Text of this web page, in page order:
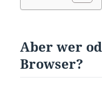
Aber wer
Browser?